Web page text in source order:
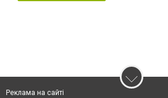
Реклама на сайті